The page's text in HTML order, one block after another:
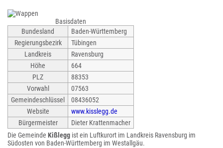
Basisdaten
Bundesland
Baden-Württemberg
Regierungsbezirk
Tübingen
Landkreis
Ravensburg
Höhe
664
PLZ
88353
Vorwahl
07563
Gemeindeschlüssel
08436052
Website
www.kisslegg.de
Bürgermeister
Dieter Krattenmacher
Die Gemeinde Kißlegg ist ein Luftkurort im Landkreis Ravensburg im
Südosten von Baden-Württemberg im Westallgäu.